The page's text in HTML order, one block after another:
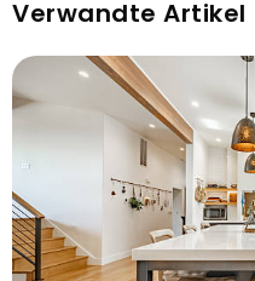
Verwandte Artikel